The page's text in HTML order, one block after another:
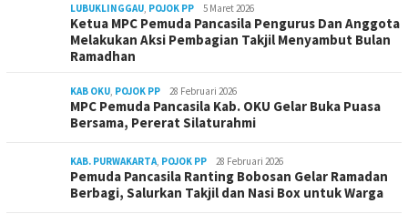
LUBUKLINGGAU, POJOK PP 5 Maret 2026
Ketua MPC Pemuda Pancasila Pengurus Dan Anggota
Melakukan Aksi Pembagian Takjil Menyambut Bulan
Ramadhan
KAB OKU, POJOK PP 28 Februari 2026
MPC Pemuda Pancasila Kab. OKU Gelar Buka Puasa
Bersama, Pererat Silaturahmi
KAB. PURWAKARTA, POJOK PP 28 Februari 2026
Pemuda Pancasila Ranting Bobosan Gelar Ramadan
Berbagi, Salurkan Takjil dan Nasi Box untuk Warga